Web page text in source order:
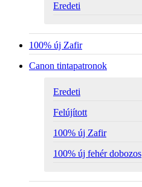
Eredeti
100% új Zafir
Canon tintapatronok
Eredeti
Felújított
100% új Zafir
100% új fehér dobozos